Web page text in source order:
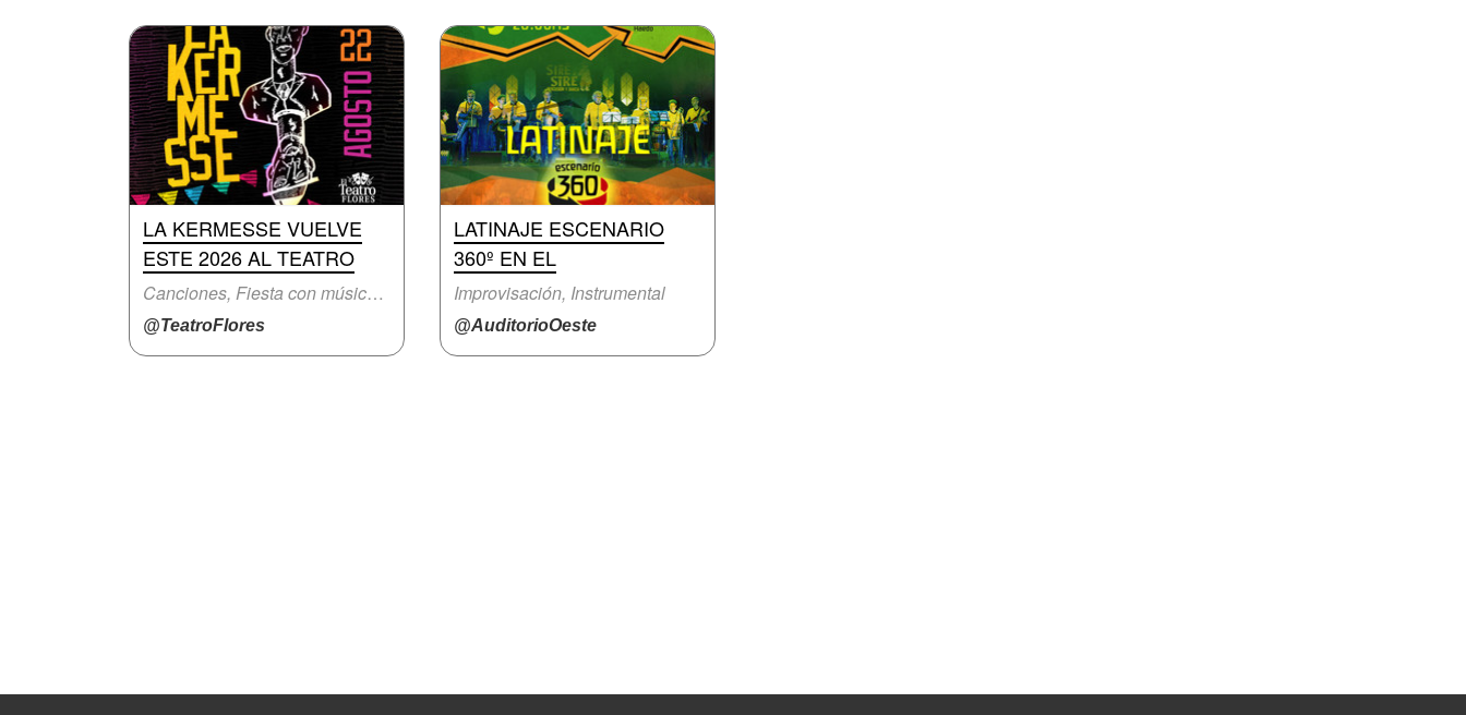
LA KERMESSE VUELVE
ESTE 2026 AL TEATRO
Canciones, Fiesta con música en vivo
@TeatroFlores
LATINAJE ESCENARIO
360º EN EL
Improvisación, Instrumental
@AuditorioOeste